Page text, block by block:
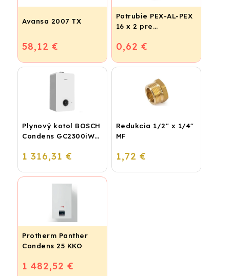
Avansa 2007 TX
58,12 €
Potrubie PEX-AL-PEX
16 x 2 pre
podlahové kúrenie a
0,62 €
Plynový kotol BOSCH
Condens GC2300iW
kondenzačný
1 316,31 €
Redukcia 1/2" x 1/4"
MF
1,72 €
Protherm Panther
Condens 25 KKO
1 482,52 €